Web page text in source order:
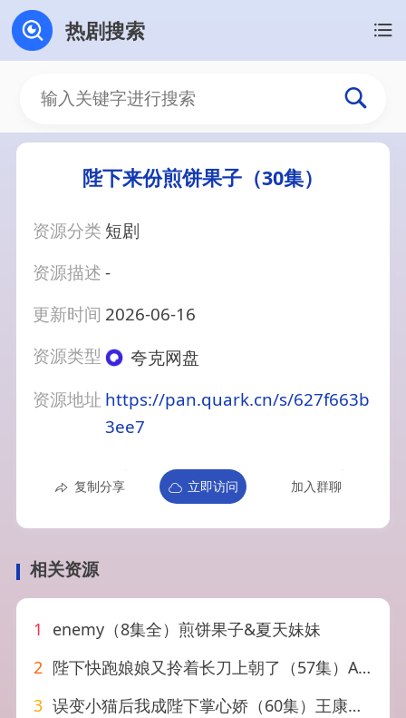
热剧搜索
陛下来份煎饼果子（30集）
资源分类 短剧
资源描述-
更新时间 2026-06-16
资源类型
夸克网盘
资源地址 https://pan.quark.cn/s/627f663b
3ee7
复制分享 立即访问 加入群聊
相关资源
1
enemy（8集全）煎饼果子&夏天妹妹
2 陛下快跑娘娘又拎着长刀上朝了（57集）AI短剧
3 误变小猫后我成陛下掌心娇（60集）王康&杨琳（1080P）